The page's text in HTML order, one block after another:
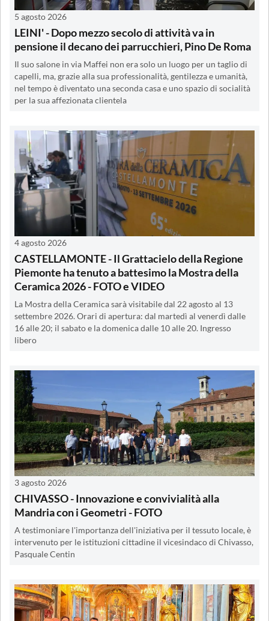
5 agosto 2026
LEINI' - Dopo mezzo secolo di attività va in
pensione il decano dei parrucchieri, Pino De Roma
Il suo salone in via Maffei non era solo un luogo per un taglio di
capelli, ma, grazie alla sua professionalità, gentilezza e umanità,
nel tempo è diventato una seconda casa e uno spazio di socialità
per la sua affezionata clientela
4 agosto 2026
CASTELLAMONTE - Il Grattacielo della Regione
Piemonte ha tenuto a battesimo la Mostra della
Ceramica 2026 - FOTO e VIDEO
La Mostra della Ceramica sarà visitabile dal 22 agosto al 13
settembre 2026. Orari di apertura: dal martedì al venerdì dalle
16 alle 20; il sabato e la domenica dalle 10 alle 20. Ingresso
libero
3 agosto 2026
CHIVASSO - Innovazione e convivialità alla
Mandria con i Geometri - FOTO
A testimoniare l'importanza dell'iniziativa per il tessuto locale, è
intervenuto per le istituzioni cittadine il vicesindaco di Chivasso,
Pasquale Centin